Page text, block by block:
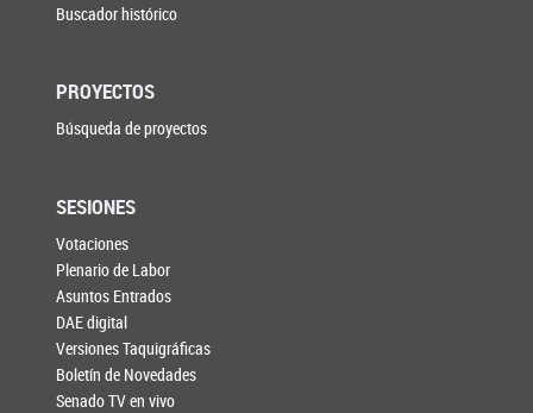
Buscador histórico
PROYECTOS
Búsqueda de proyectos
SESIONES
Votaciones
Plenario de Labor
Asuntos Entrados
DAE digital
Versiones Taquigráficas
Boletín de Novedades
Senado TV en vivo